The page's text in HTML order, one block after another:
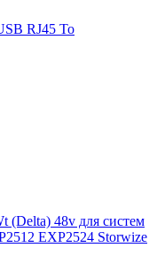
RJ45 To